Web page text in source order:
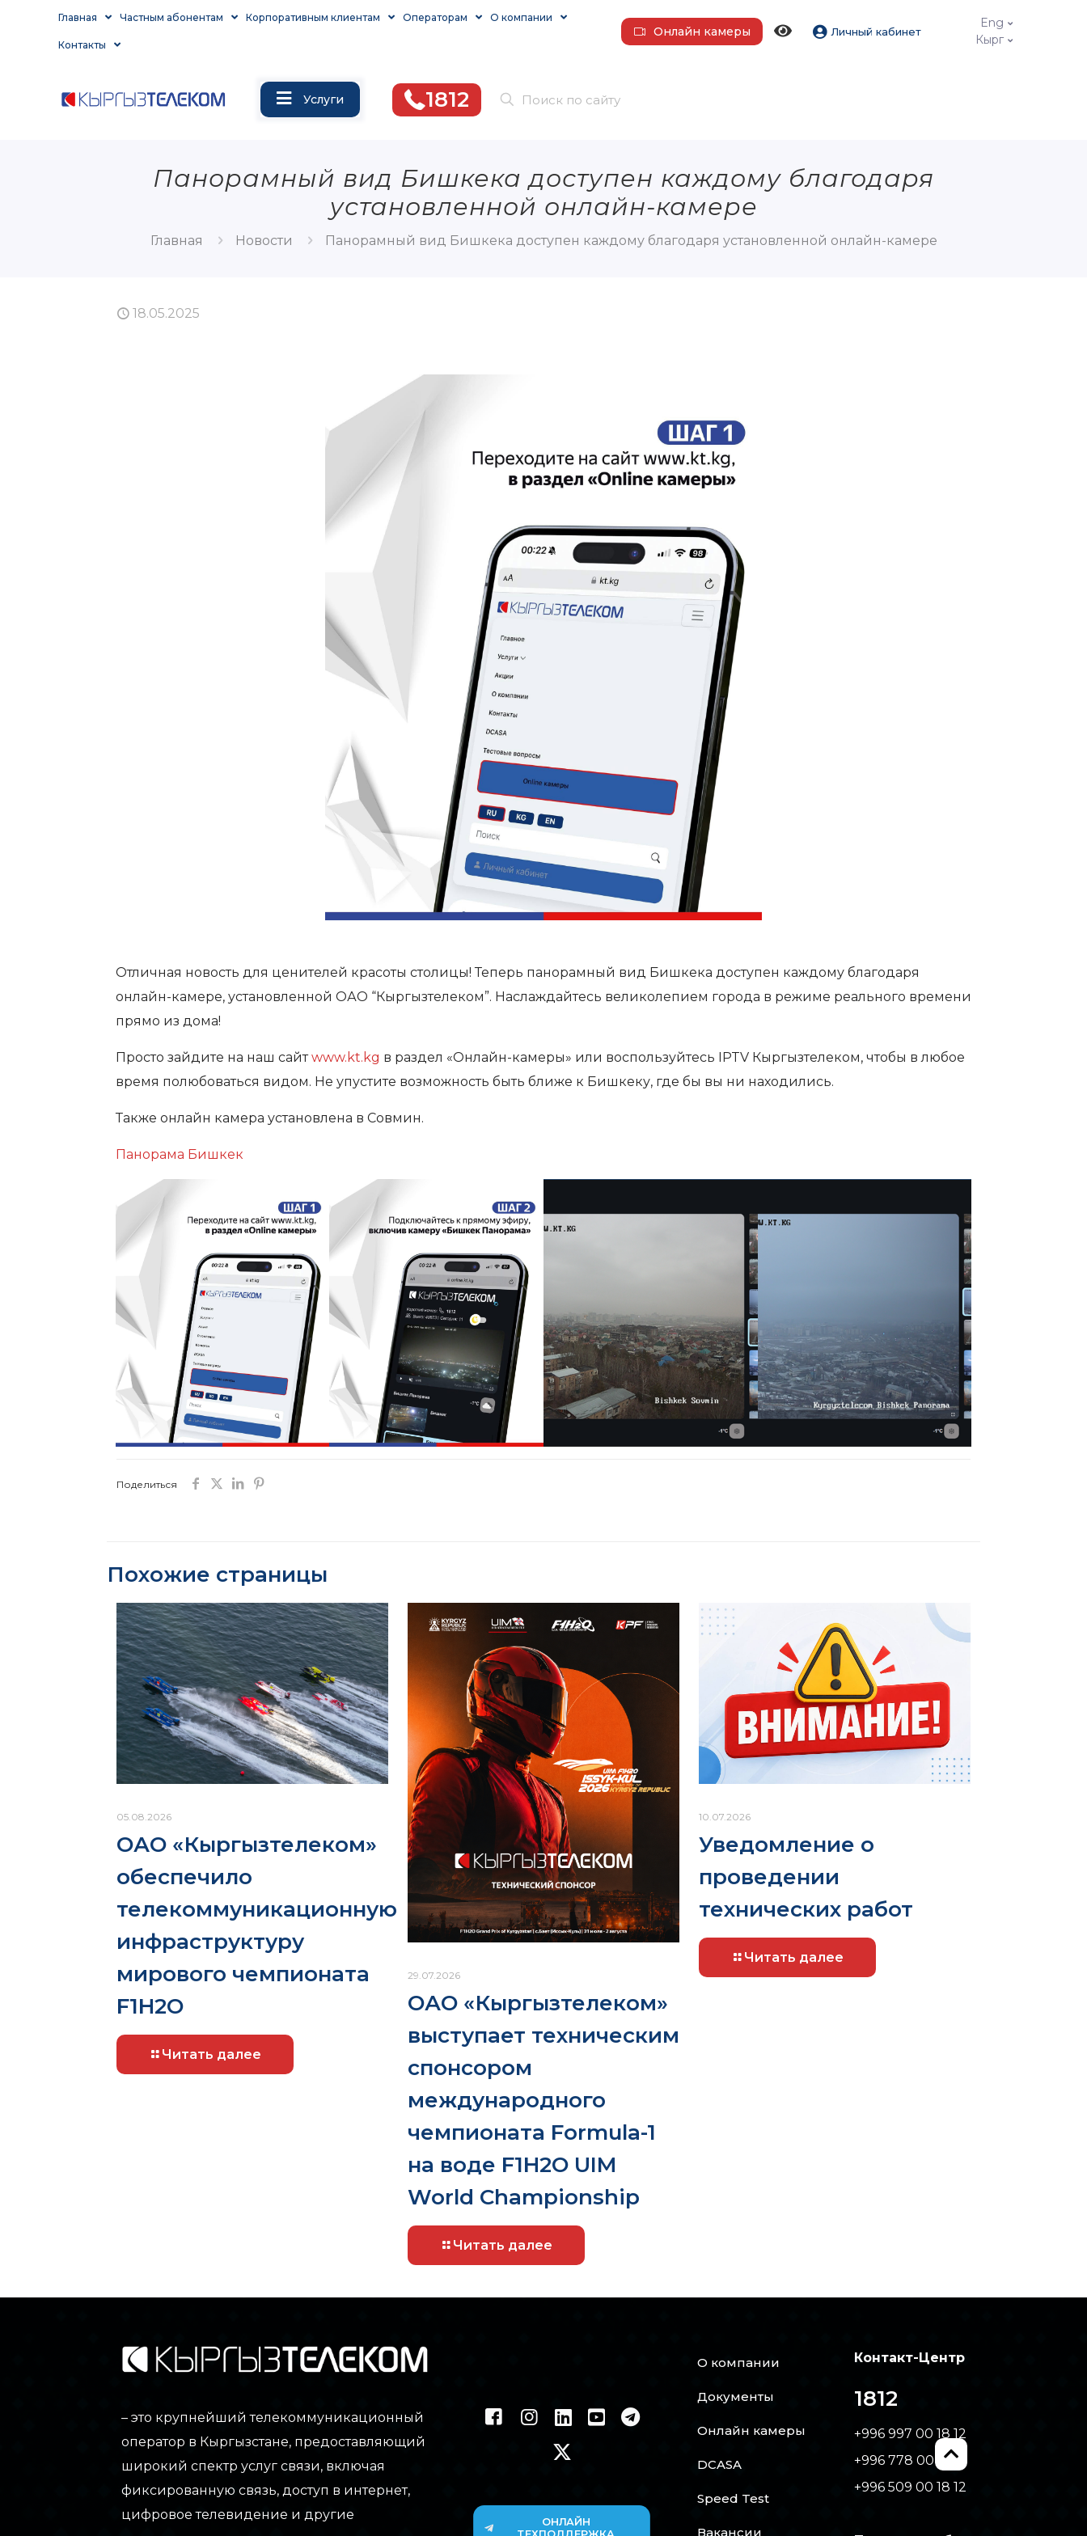
Главная Частным абонентам Корпоративным клиентам Операторам О компании
Контакты
Онлайн камеры Личный кабинет
Eng
Кырг
Услуги 1812
Панорамный вид Бишкека доступен каждому благодаря
установленной онлайн-камере
Главная Новости Панорамный вид Бишкека доступен каждому благодаря установленной онлайн-камере
18.05.2025
Отличная новость для ценителей красоты столицы! Теперь панорамный вид Бишкека доступен каждому благодаря
онлайн-камере, установленной ОАО “Кыргызтелеком”. Наслаждайтесь великолепием города в режиме реального времени
прямо из дома!
Просто зайдите на наш сайтwww.kt.kg в раздел «Онлайн-камеры» или воспользуйтесь IPTV Кыргызтелеком, чтобы в любое
время полюбоваться видом. Не упустите возможность быть ближе к Бишкеку, где бы вы ни находились.
Также онлайн камера установлена в Совмин.
Панорама Бишкек
Поделиться
Похожие страницы
05.08.2026
ОАО «Кыргызтелеком»
обеспечило
телекоммуникационную
инфраструктуру
мирового чемпионата
F1H2O
Читать далее
29.07.2026
ОАО «Кыргызтелеком»
выступает техническим
спонсором
международного
чемпионата Formula-1
на воде F1H2O UIM
World Championship
Читать далее
10.07.2026
Уведомление о
проведении
технических работ
Читать далее
– это крупнейший телекоммуникационный
оператор в Кыргызстане, предоставляющий
широкий спектр услуг связи, включая
фиксированную связь, доступ в интернет,
цифровое телевидение и другие
ОНЛАЙН
О компании
Документы
Онлайн камеры
DCASA
Speed Test
Вакансии
Контакт-Центр
1812
+996 997 00 18 12
+996 778 00 18 12
+996 509 00 18 12